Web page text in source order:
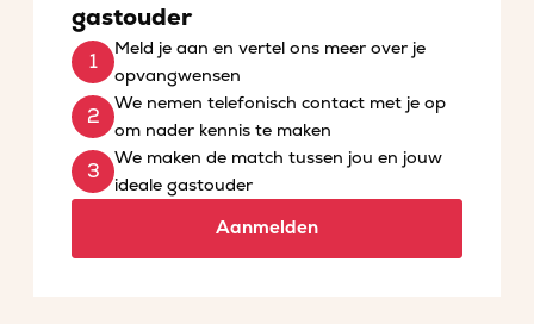
gastouder
Meld je aan en vertel ons meer over je
opvangwensen
We nemen telefonisch contact met je op
om nader kennis te maken
We maken de match tussen jou en jouw
ideale gastouder
Aanmelden